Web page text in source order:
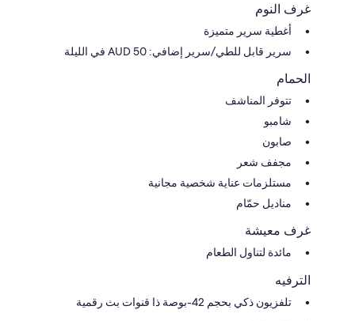
غرف النوم
أغطية سرير متميزة
سرير قابل للطي/سرير إضافي: AUD 50 في الليلة
الحمام
تتوفر المناشف
شامبو
صابون
مجفف شعر
مستلزمات عناية شخصية مجانية
مناديل حمّام
غرف معيشة
مائدة لتناول الطعام
الترفيه
تلفزيون ذكي بحجم 42-بوصة ذا قنوات بث رقمية